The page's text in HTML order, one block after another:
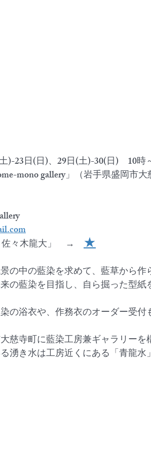
)-23日(日)、29日(土)-30(日)　10時
mono gallery」（岩手県盛岡市大
佐々木龍大」　→ ★
の中の藍染を求めて、藍草から作
の藍染を目指し、自ら掘った型
の浴衣や、作務衣のオーダー受付
慈寺町に藍染工房兼ギャラリーを
湧き水は工房近くにある「青龍水